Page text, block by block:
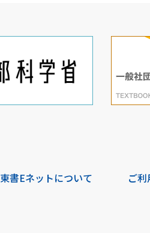
東書Eネットについて ご